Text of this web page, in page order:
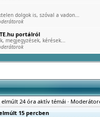
dolgok is, szóval a vadon...
portálról
megjegyzések, kérések...
elmúlt 24 óra aktív témái ·
15 percben